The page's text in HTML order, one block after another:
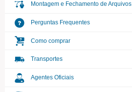
Montagem e Fechamento de Arquivos
Perguntas Frequentes
Como comprar
Transportes
Agentes Oficiais